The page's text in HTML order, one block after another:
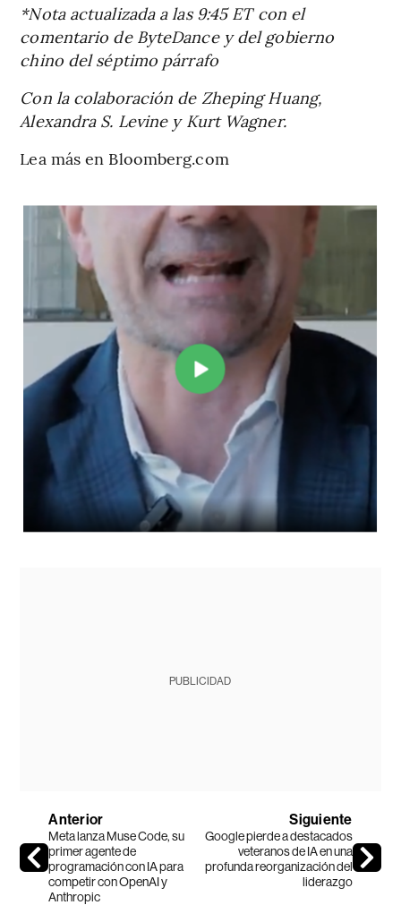
*Nota actualizada a las 9:45 ET con el
comentario de ByteDance y del gobierno
chino del séptimo párrafo
Con la colaboración de Zheping Huang,
Alexandra S. Levine y Kurt Wagner.
Lea más en Bloomberg.com
PUBLICIDAD
Anterior
Meta lanza Muse Code, su
primer agente de
programación con IA para
competir con OpenAI y
Anthropic
Siguiente
Google pierde a destacados
veteranos de IA en una
profunda reorganización del
liderazgo